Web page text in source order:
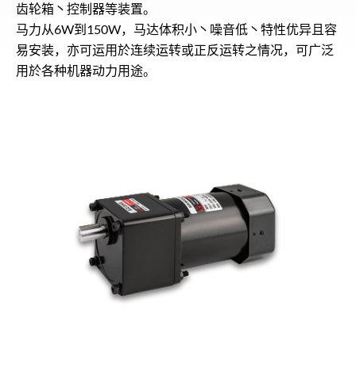
齿轮箱丶控制器等装置。
马力从6W到150W，马达体积小丶噪音低丶特性优异且容
易安装，亦可运用於连续运转或正反运转之情况，可广泛
用於各种机器动力用途。